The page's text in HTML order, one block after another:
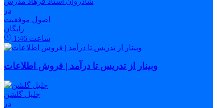
در
اصول موفقیت
رایگان
1:46 ساعت
وبینار از تدریس تا درآمد | فروش اطلاعات
جلیل گلشن
در